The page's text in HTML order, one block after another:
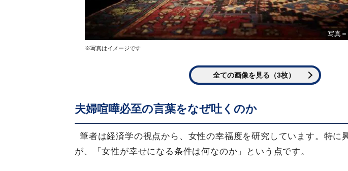
写真
※写真はイメージです
全ての画像を見る（3枚）
夫婦喧嘩必至の言葉をなぜ吐くのか
筆者は経済学の視点から、女性の幸福度を研究しています。特に
が、「女性が幸せになる条件は何なのか」という点です。